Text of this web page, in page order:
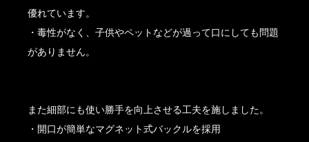
優れています。
・毒性がなく、子供やペットなどが過って口にしても問題
がありません。
また細部にも使い勝手を向上させる工夫を施しました。
・開口が簡単なマグネット式バックルを採用